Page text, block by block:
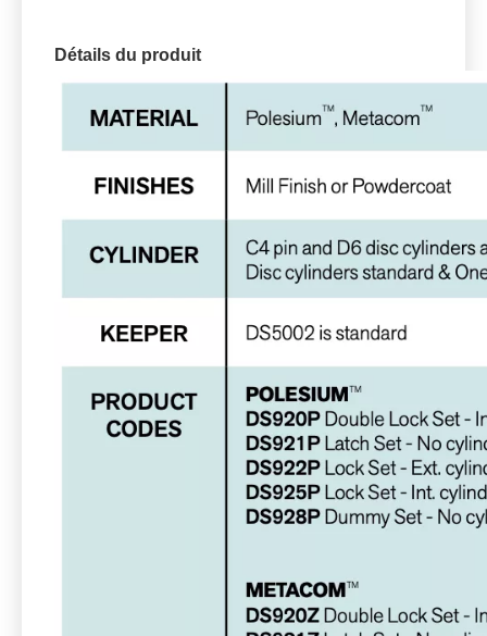
Détails du produit